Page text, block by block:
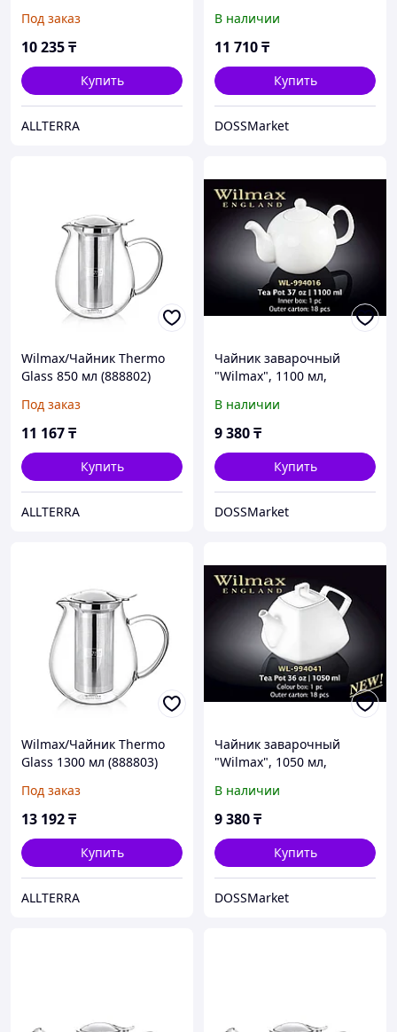
Под заказ
10 235₸
Купить
ALLTERRA
В наличии
11 710₸
Купить
DOSSMarket
Wilmax/Чайник Thermo
Glass 850 мл (888802)
Под заказ
11 167₸
Купить
ALLTERRA
Чайник заварочный
"Wilmax", 1100 мл,
В наличии
9 380₸
Купить
DOSSMarket
Wilmax/Чайник Thermo
Glass 1300 мл (888803)
Под заказ
13 192₸
Купить
ALLTERRA
Чайник заварочный
"Wilmax", 1050 мл,
В наличии
9 380₸
Купить
DOSSMarket